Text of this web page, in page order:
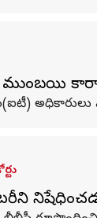
ముంబయి